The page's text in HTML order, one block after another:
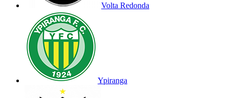
Volta Redonda
Ypiranga